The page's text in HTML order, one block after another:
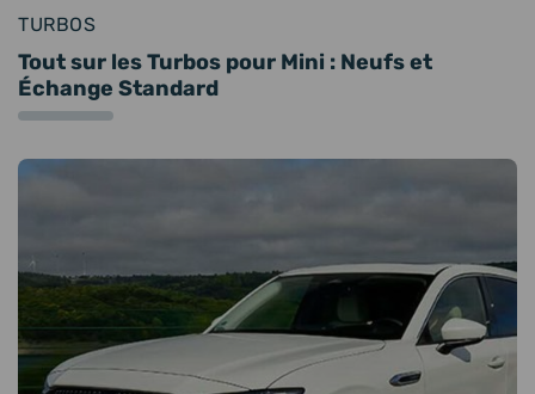
TURBOS
Tout sur les Turbos pour Mini : Neufs et
Échange Standard